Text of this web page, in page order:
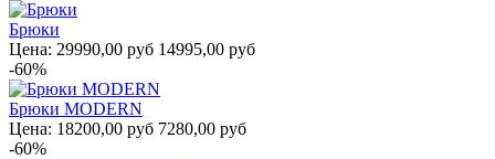
Брюки
Цена: 29990,00 руб 14995,00 руб
-60%
Брюки MODERN
Цена: 18200,00 руб 7280,00 руб
-60%